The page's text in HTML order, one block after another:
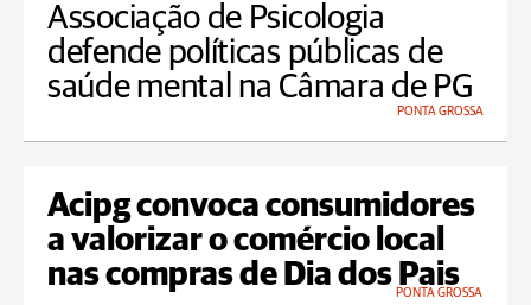
Associação de Psicologia
defende políticas públicas de
saúde mental na Câmara de PG
PONTA GROSSA
Acipg convoca consumidores
a valorizar o comércio local
nas compras de Dia dos Pais
PONTA GROSSA